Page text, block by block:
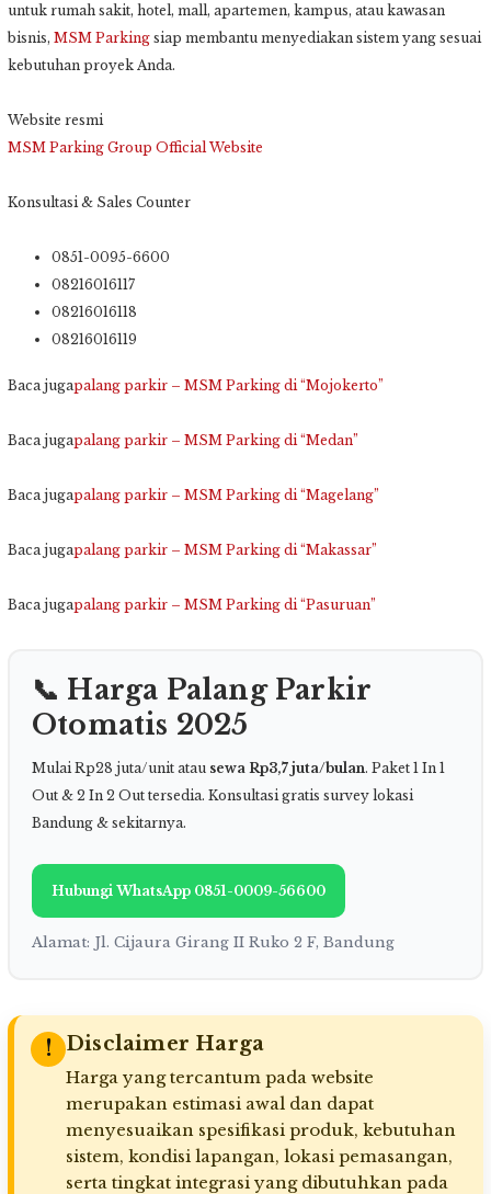
untuk rumah sakit, hotel, mall, apartemen, kampus, atau kawasan
bisnis, MSM Parking siap membantu menyediakan sistem yang sesuai
kebutuhan proyek Anda.
Website resmi
MSM Parking Group Official Website
Konsultasi & Sales Counter
0851-0095-6600
08216016117
08216016118
08216016119
Baca jugapalang parkir – MSM Parking di “Mojokerto”
Baca jugapalang parkir – MSM Parking di “Medan”
Baca jugapalang parkir – MSM Parking di “Magelang”
Baca jugapalang parkir – MSM Parking di “Makassar”
Baca jugapalang parkir – MSM Parking di “Pasuruan”
📞 Harga Palang Parkir
Otomatis 2025
Mulai Rp28 juta/unit atau sewa Rp3,7 juta/bulan. Paket 1 In 1
Out & 2 In 2 Out tersedia. Konsultasi gratis survey lokasi
Bandung & sekitarnya.
Hubungi WhatsApp 0851-0009-56600
Alamat: Jl. Cijaura Girang II Ruko 2 F, Bandung
! Disclaimer Harga
Harga yang tercantum pada website
merupakan estimasi awal dan dapat
menyesuaikan spesifikasi produk, kebutuhan
sistem, kondisi lapangan, lokasi pemasangan,
serta tingkat integrasi yang dibutuhkan pada